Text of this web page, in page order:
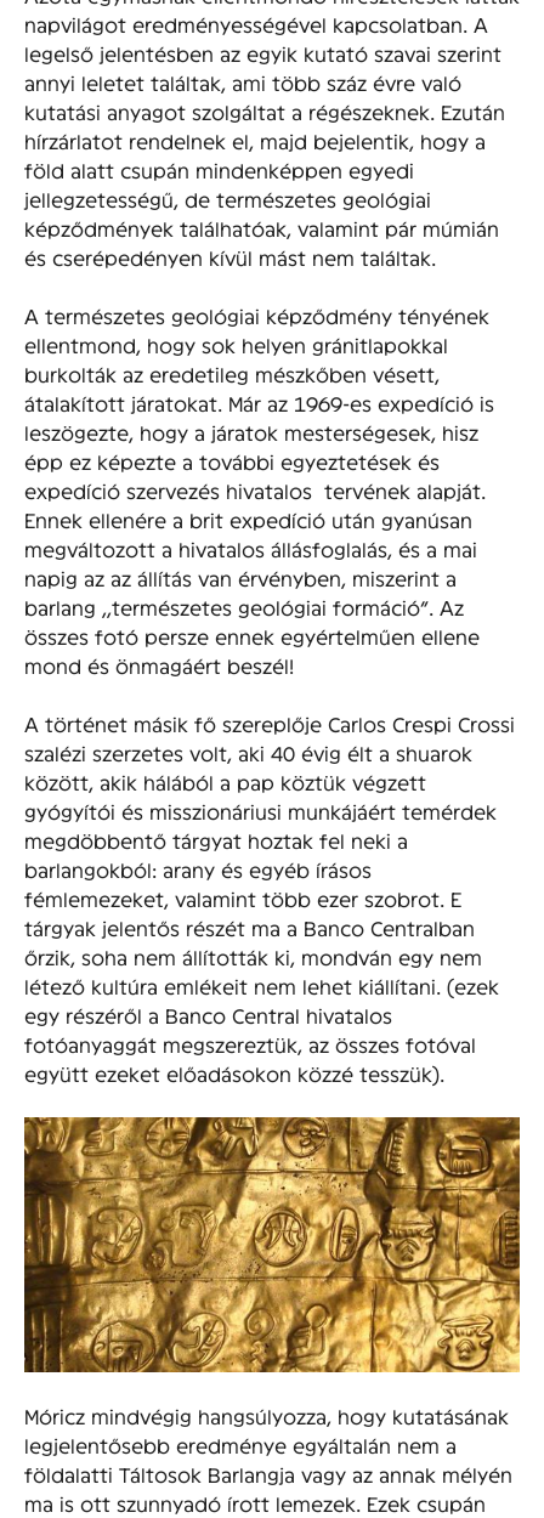
napvilágot eredményességével kapcsolatban. A
legelső jelentésben az egyik kutató szavai szerint
annyi leletet találtak, ami több száz évre való
kutatási anyagot szolgáltat a régészeknek. Ezután
hírzárlatot rendelnek el, majd bejelentik, hogy a
föld alatt csupán mindenképpen egyedi
jellegzetességű, de természetes geológiai
képződmények találhatóak, valamint pár múmián
és cserépedényen kívül mást nem találtak.
A természetes geológiai képződmény tényének
ellentmond, hogy sok helyen gránitlapokkal
burkolták az eredetileg mészkőben vésett,
átalakított járatokat. Már az 1969-es expedíció is
leszögezte, hogy a járatok mesterségesek, hisz
épp ez képezte a további egyeztetések és
expedíció szervezés hivatalos tervének alapját.
Ennek ellenére a brit expedíció után gyanúsan
megváltozott a hivatalos állásfoglalás, és a mai
napig az az állítás van érvényben, miszerint a
barlang ,,természetes geológiai formáció”. Az
összes fotó persze ennek egyértelműen ellene
mond és önmagáért beszél!
A történet másik fő szereplője Carlos Crespi Crossi
szalézi szerzetes volt, aki 40 évig élt a shuarok
között, akik hálából a pap köztük végzett
gyógyítói és misszionáriusi munkájáért temérdek
megdöbbentő tárgyat hoztak fel neki a
barlangokból: arany és egyéb írásos
fémlemezeket, valamint több ezer szobrot. E
tárgyak jelentős részét ma a Banco Centralban
őrzik, soha nem állították ki, mondván egy nem
létező kultúra emlékeit nem lehet kiállítani. (ezek
egy részéről a Banco Central hivatalos
fotóanyaggát megszereztük, az összes fotóval
együtt ezeket előadásokon közzé tesszük).
Móricz mindvégig hangsúlyozza, hogy kutatásának
legjelentősebb eredménye egyáltalán nem a
földalatti Táltosok Barlangja vagy az annak mélyén
ma is ott szunnyadó írott lemezek. Ezek csupán